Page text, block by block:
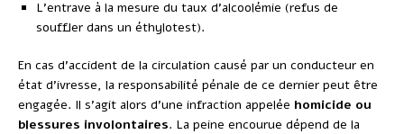
L’entrave à la mesure du taux d’alcoolémie (refus de
souffler dans un éthylotest).
En cas d’accident de la circulation causé par un conducteur en
état d’ivresse, la responsabilité pénale de ce dernier peut être
engagée. Il s’agit alors d’une infraction appelée homicide ou
blessures involontaires. La peine encourue dépend de la